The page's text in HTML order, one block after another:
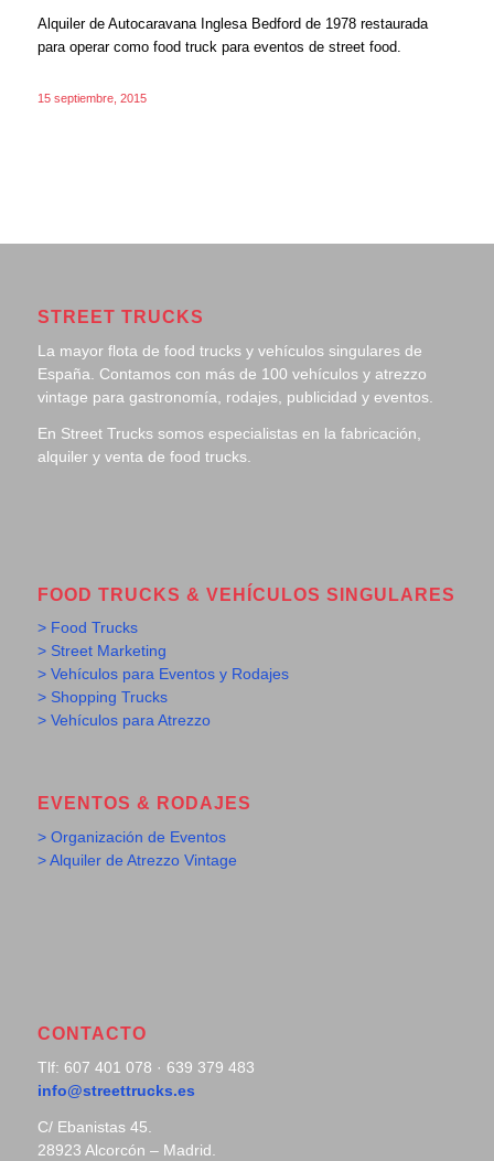
Alquiler de Autocaravana Inglesa Bedford de 1978 restaurada
para operar como food truck para eventos de street food.
15 septiembre, 2015
STREET TRUCKS
La mayor flota de food trucks y vehículos singulares de
España. Contamos con más de 100 vehículos y atrezzo
vintage para gastronomía, rodajes, publicidad y eventos.
En Street Trucks somos especialistas en la fabricación,
alquiler y venta de food trucks.
FOOD TRUCKS & VEHÍCULOS SINGULARES
> Food Trucks
> Street Marketing
> Vehículos para Eventos y Rodajes
> Shopping Trucks
> Vehículos para Atrezzo
EVENTOS & RODAJES
> Organización de Eventos
> Alquiler de Atrezzo Vintage
CONTACTO
Tlf: 607 401 078 · 639 379 483
info@streettrucks.es
C/ Ebanistas 45.
28923 Alcorcón – Madrid.